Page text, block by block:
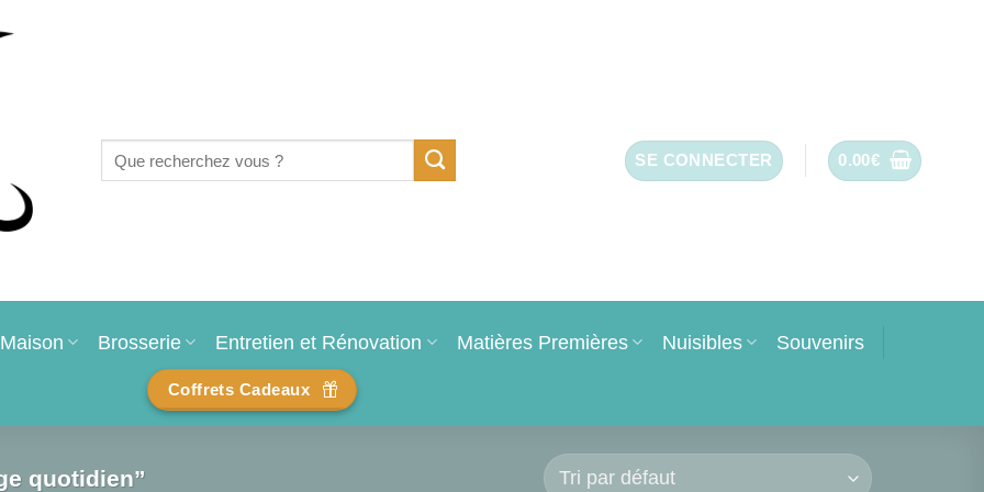
pour :
SE CONNECTER 0.00€
Maison Brosserie Entretien et Rénovation Matières Premières Nuisibles Souvenirs
Coffrets Cadeaux
quotidien”